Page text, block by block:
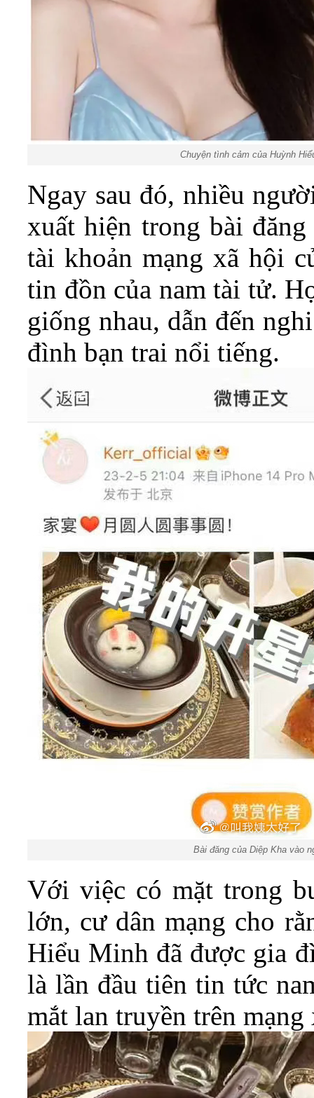
Chuyện tình cảm của Huỳnh
Ngay sau đó, nhiều
xuất hiện trong bài
tài khoản mạng xã hội
tin đồn của nam tài tử.
giống nhau, dẫn đến
đình bạn trai nổi tiếng.
Bài đăng của Diệp Kha vào
Với việc có mặt trong
lớn, cư dân mạng cho
Hiểu Minh đã được gia
là lần đầu tiên tin tức
mắt lan truyền trên mạng